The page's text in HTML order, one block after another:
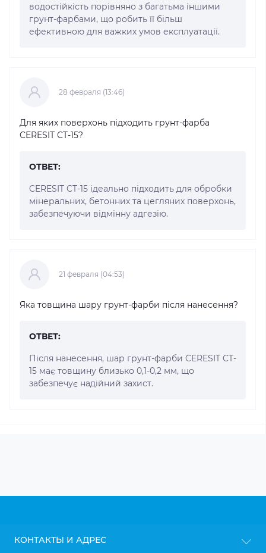
водостійкість порівняно з багатьма іншими
грунт-фарбами, що робить її більш
ефективною для важких умов експлуатації.
28 февраля (13:46)
Для яких поверхонь підходить грунт-фарба
CERESIT CT-15?
ОТВЕТ:
CERESIT CT-15 ідеально підходить для обробки
мінеральних, бетонних та цегляних поверхонь,
забезпечуючи відмінну адгезію.
21 февраля (04:53)
Яка товщина шару грунт-фарби після нанесення?
ОТВЕТ:
Після нанесення, шар грунт-фарби CERESIT CT-
15 має товщину близько 0,1-0,2 мм, що
забезпечує надійний захист.
КОНТАКТЫ И АДРЕС